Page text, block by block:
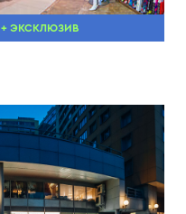
+ ЭКСКЛЮЗИВ